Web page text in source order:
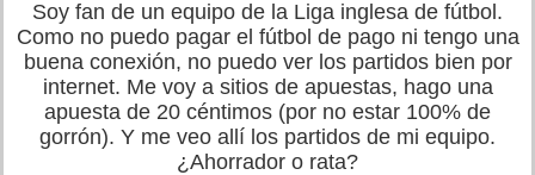
Soy fan de un equipo de la Liga inglesa de fútbol.
Como no puedo pagar el fútbol de pago ni tengo una
buena conexión, no puedo ver los partidos bien por
internet. Me voy a sitios de apuestas, hago una
apuesta de 20 céntimos (por no estar 100% de
gorrón). Y me veo allí los partidos de mi equipo.
¿Ahorrador o rata?